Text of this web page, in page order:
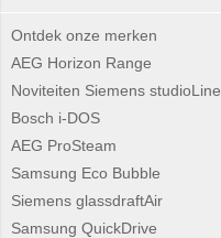
Ontdek onze merken
AEG Horizon Range
Noviteiten Siemens studioLine
Bosch i-DOS
AEG ProSteam
Samsung Eco Bubble
Siemens glassdraftAir
Samsung QuickDrive